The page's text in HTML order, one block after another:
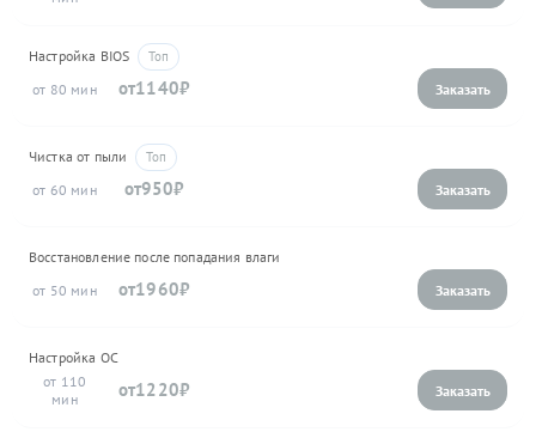
Настройка BIOS
80
1140
Чистка от пыли
60
950
Восстановление после попадания влаги
50
1960
Настройка ОС
110
1220